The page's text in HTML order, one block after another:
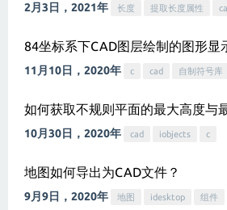
2月3日，2021年 长度 提取长度属性
84坐标系下CAD图层绘制的图形显
11月10日，2020年 c cad 自制符号库
如何获取不规则平面的最大高度与
10月30日，2020年 cad iobjects c
地图如何导出为CAD文件？
9月9日，2020年 地图 idesktop 组件